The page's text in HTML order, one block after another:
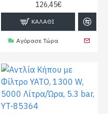
126,45€
ΚΑΛΆΘΙ
Αγόρασε Τώρα